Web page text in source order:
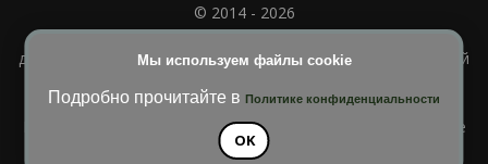
Мы используем файлы cookie
Подробно прочитайте в Политике конфиденциальности
OK
© 2014 - 2026
Полное или частичное использование материала
допускается только при наличии активной и индексируемой
Blossom Diva | РазработанаТемы Blossom
. На платформе
WordPress